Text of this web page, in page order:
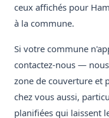
ceux affichés pour
à la commune.
Si votre commune
contactez-nous —
zone de couverture et
chez vous aussi,
planifiées qui laissent